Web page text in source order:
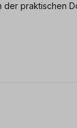
der praktischen